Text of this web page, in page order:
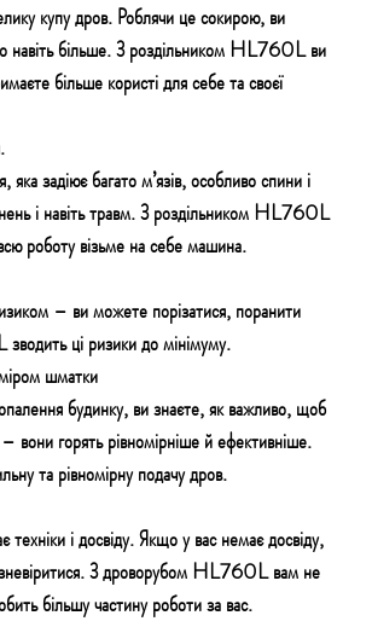
купу дров. Роблячи це сокирою, ви
навіть більше. З роздільником HL760L ви
більше користі для себе та своєї
задіює багато м’язів, особливо спини і
і навіть травм. З роздільником HL760L
роботу візьме на себе машина.
– ви можете порізатися, поранити
ці ризики до мінімуму.
шматки
будинку, ви знаєте, як важливо, щоб
горять рівномірніше й ефективніше.
та рівномірну подачу дров.
і досвіду. Якщо у вас немає досвіду,
зневіритися. З дроворубом HL760L вам не
більшу частину роботи за вас.